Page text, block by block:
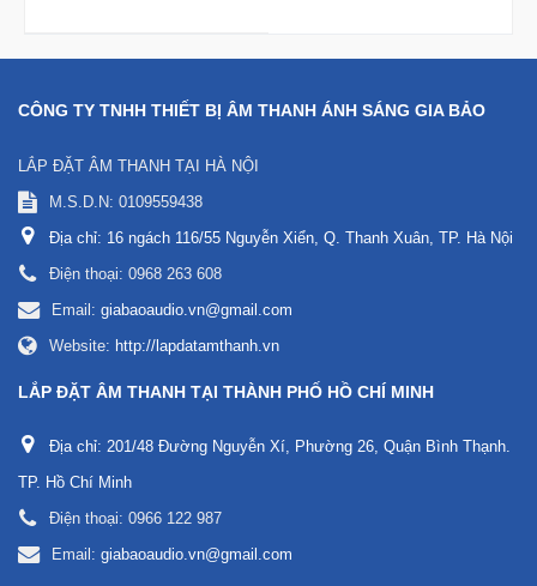
CÔNG TY TNHH THIẾT BỊ ÂM THANH ÁNH SÁNG GIA BẢO
LẮP ĐẶT ÂM THANH TẠI HÀ NỘI
M.S.D.N: 0109559438
Địa chỉ: 16 ngách 116/55 Nguyễn Xiển, Q. Thanh Xuân, TP. Hà Nội
Điện thoại: 0968 263 608
Email: giabaoaudio.vn@gmail.com
Website: http://lapdatamthanh.vn
LẮP ĐẶT ÂM THANH TẠI THÀNH PHỐ HỒ CHÍ MINH
Địa chỉ: 201/48 Đường Nguyễn Xí, Phường 26, Quận Bình Thạnh.
TP. Hồ Chí Minh
Điện thoại: 0966 122 987
Email: giabaoaudio.vn@gmail.com